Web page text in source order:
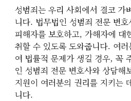
성범죄는 우리 사회에서 결코 가
니다. 법무법인 성범죄 전문 변
피해자를 보호하고, 가해자에 대
취할 수 있도록 도와줍니다. 여
여 법률적 문제가 생길 경우, 꼭
인 성범죄 전문 변호사와 상담해
지원이 여러분의 권리를 지키는
니다.